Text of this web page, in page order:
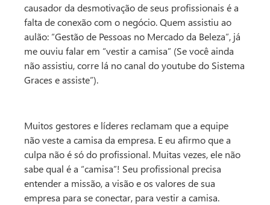
causador da desmotivação de seus profissionais é a
falta de conexão com o negócio. Quem assistiu ao
aulão: “Gestão de Pessoas no Mercado da Beleza”, já
me ouviu falar em “vestir a camisa” (Se você ainda
não assistiu, corre lá no canal do youtube do Sistema
Graces e assiste”).
Muitos gestores e líderes reclamam que a equipe
não veste a camisa da empresa. E eu afirmo que a
culpa não é só do profissional. Muitas vezes, ele não
sabe qual é a “camisa”! Seu profissional precisa
entender a missão, a visão e os valores de sua
empresa para se conectar, para vestir a camisa.